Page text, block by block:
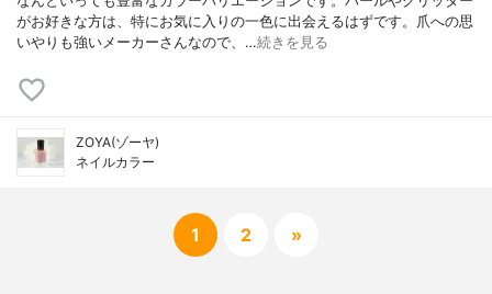
がお好きな方は、特にお気に入りの一色に出会えるはずです。爪への思
いやりも強いメーカーさんなので、…続きを見る
ZOYA(ゾーヤ)
ネイルカラー
1 2 »